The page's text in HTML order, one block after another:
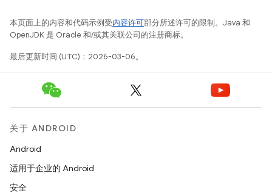
本页面上的内容和代码示例受内容许可部分所述许可的限制。Java 和
OpenJDK 是 Oracle 和/或其关联公司的注册商标。
最后更新时间 (UTC)：2026-03-06。
关于 ANDROID
Android
适用于企业的 Android
安全